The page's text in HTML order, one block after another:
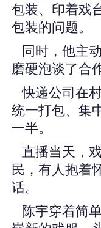
包装、印着戏
包装的问题。
同时，他主
磨硬泡谈了合
快递公司在
统一打包、集
一半。
直播当天，
民，有人抱着
话。
陈宇穿着简